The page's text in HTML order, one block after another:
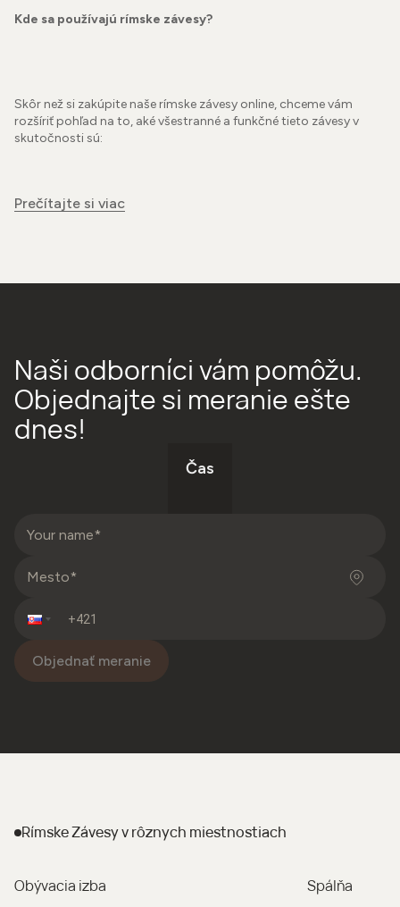
Kde sa používajú rímske závesy?
Skôr než si zakúpite naše rímske závesy online, chceme vám
rozšíriť pohľad na to, aké všestranné a funkčné tieto závesy v
skutočnosti sú:
Prečítajte si viac
Objednať meranie
Čas
Naši odborníci vám pomôžu.
Objednajte si meranie ešte
dnes!
Rímske Závesyv rôznych miestnostiach
Obývacia izba Spálňa